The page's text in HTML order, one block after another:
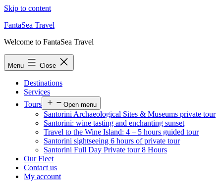
Skip to content
FantaSea Travel
Welcome to FantaSea Travel
Menu Close
Destinations
Services
Tours
Open menu
Santorini Archaeological Sites & Museums private tour
Santorini: wine tasting and enchanting sunset
Travel to the Wine Island: 4 – 5 hours guided tour
Santorini sightseeing 6 hours of private tour
Santorini Full Day Private tour 8 Hours
Our Fleet
Contact us
My account